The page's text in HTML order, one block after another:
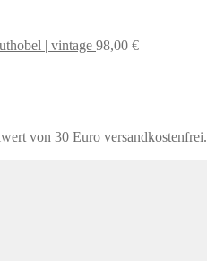
| vintage 98,00 €
von 30 Euro versandkostenfrei.